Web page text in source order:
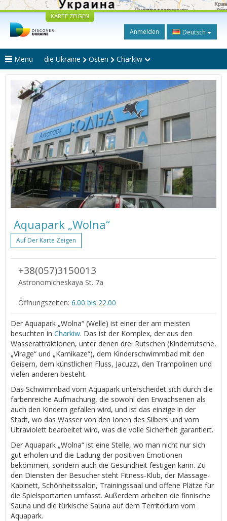
KARTE ZEIGEN
Anmelden Deutsch
Menu die Ukraine Osten Charkiw
Aquapark „Wolna“
Auf Der Karte Zeigen
+38(057)3150013
Astronomicheskaya St. 7a
Öffnungszeiten: 6.00 bis 22.00
Der Aquapark „Wolna“ (Welle) ist einer der am meisten
besuchten in Charkiw. Das ist der Komplex, der aus den
Wasserattraktionen, unter denen drei Rutschen (Kinderrutsche,
„Virage“ und „Kamikaze“), dem Kinderschwimmbad mit den
Geisern, dem künstlichen Fluss, Jacuzzi, den Trampolinen und
vielen anderen besteht.
Das Schwimmbad vom Aquapark unterscheidet sich durch die
farbenreiche Aufmachung, die sowohl den Erwachsenen als
auch den Kindern gefallen wird, und ist das einzige in der
Stadt, wo das Wasser von den Ionen des Silbers und vom
Ultraviolett bearbeitet wird, was die volle Sicherheit garantiert.
Der Aquapark „Wolna“ ist eine Stelle, wo man nicht nur sich
gut erholen und die Ladung der positiven Emotionen
bekommen, sondern auch die Gesundheit festigen kann. Zu
den Diensten der Besucher steht Fitness-Klub, der Massage-
Kabinett, Schönheitssalon, Trainingssaal und offene Plätze für
die Spielsportarten umfasst. Außerdem arbeiten die finnische
Sauna und die türkische Sauna auf dem Territorium vom
Aquapark.